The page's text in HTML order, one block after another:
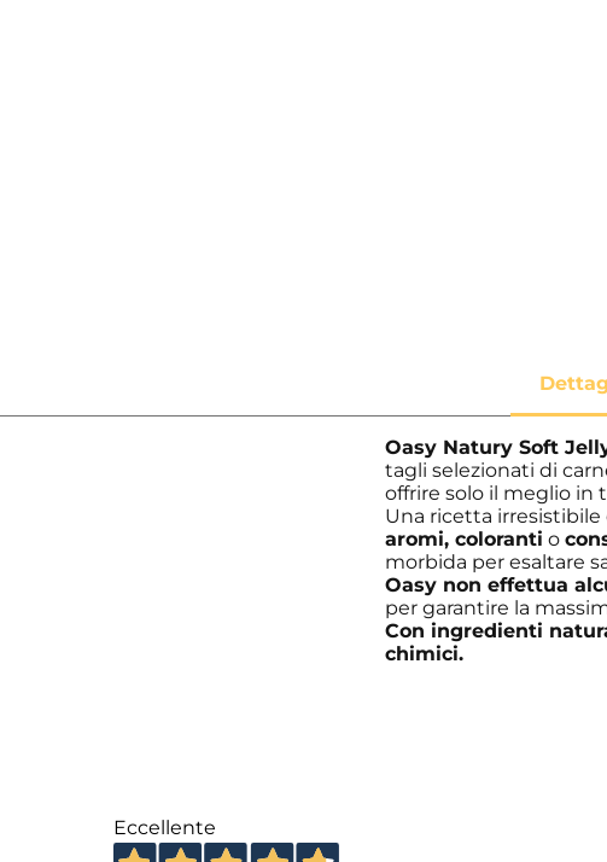
Oasy Natury Soft
tagli selezionati di
offrire solo il meglio in
Una ricetta
aromi, coloranti o
morbida per esaltare
Oasy non effettua
per garantire la
Con ingredienti
chimici.
Eccellente